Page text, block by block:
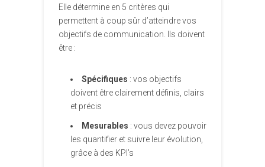
Elle détermine en 5 critères qui
permettent à coup sûr d’atteindre vos
objectifs de communication. Ils doivent
être :
Spécifiques : vos objectifs
doivent être clairement définis, clairs
et précis
Mesurables : vous devez pouvoir
les quantifier et suivre leur évolution,
grâce à des KPI’s